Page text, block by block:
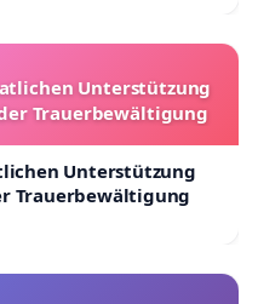
Unterstützung
Trauerbewältigung
Unterstützung
Trauerbewältigung